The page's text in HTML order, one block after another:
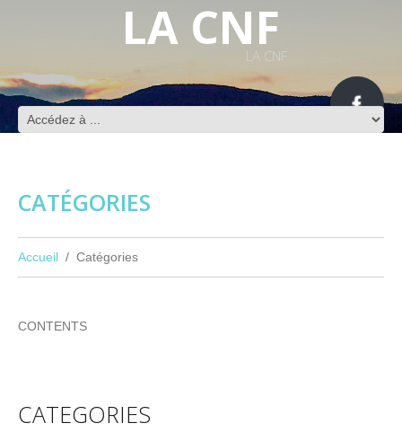
LA CNF
LA CNF
CATÉGORIES
Accueil Catégories
CONTENTS
CATEGORIES